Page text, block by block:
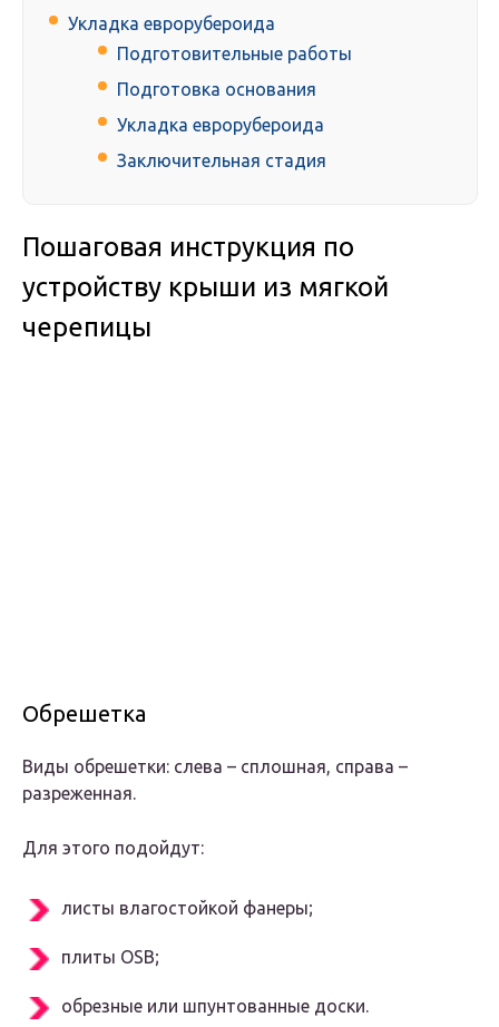
Укладка еврорубероида
Подготовительные работы
Подготовка основания
Укладка еврорубероида
Заключительная стадия
Пошаговая инструкция по
устройству крыши из мягкой
черепицы
Обрешетка
Виды обрешетки: слева – сплошная, справа –
разреженная.
Для этого подойдут:
листы влагостойкой фанеры;
плиты OSB;
обрезные или шпунтованные доски.